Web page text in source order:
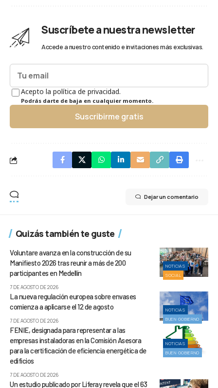
Suscríbete a nuestra newsletter
Accede a nuestro contenido e invitaciones más exclusivas.
Acepto la política de privacidad.
Podrás darte de baja en cualquier momento.
Suscribirme gratis
Dejar un comentario
Quizás también te guste
NOTICIAS
SOCIAL
Voluntare avanza en la construcción de su
Manifiesto 2026 tras reunir a más de 200
participantes en Medellín
7 DE AGOSTO DE 2026
NOTICIAS
BUEN GOBIERNO
La nueva regulación europea sobre envases
comienza a aplicarse el 12 de agosto
7 DE AGOSTO DE 2026
NOTICIAS
BUEN GOBIERNO
FENIE, designada para representar a las
empresas instaladoras en la Comisión Asesora
para la certificación de eficiencia energética de
edificios
7 DE AGOSTO DE 2026
Un estudio publicado por Liferay revela que el 63